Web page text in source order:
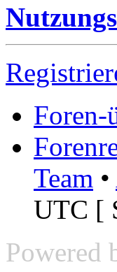
Foren-
Team •
UTC [
Powered